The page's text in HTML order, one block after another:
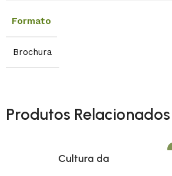
Formato
Brochura
Produtos Relacionados
Cultura da